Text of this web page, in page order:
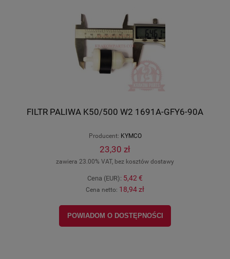
FILTR PALIWA K50/500 W2 1691A-GFY6-90A
Producent: KYMCO
23,30 zł
zawiera 23.00% VAT, bez kosztów dostawy
Cena (EUR): 5,42 €
Cena netto: 18,94 zł
POWIADOM O DOSTĘPNOŚCI